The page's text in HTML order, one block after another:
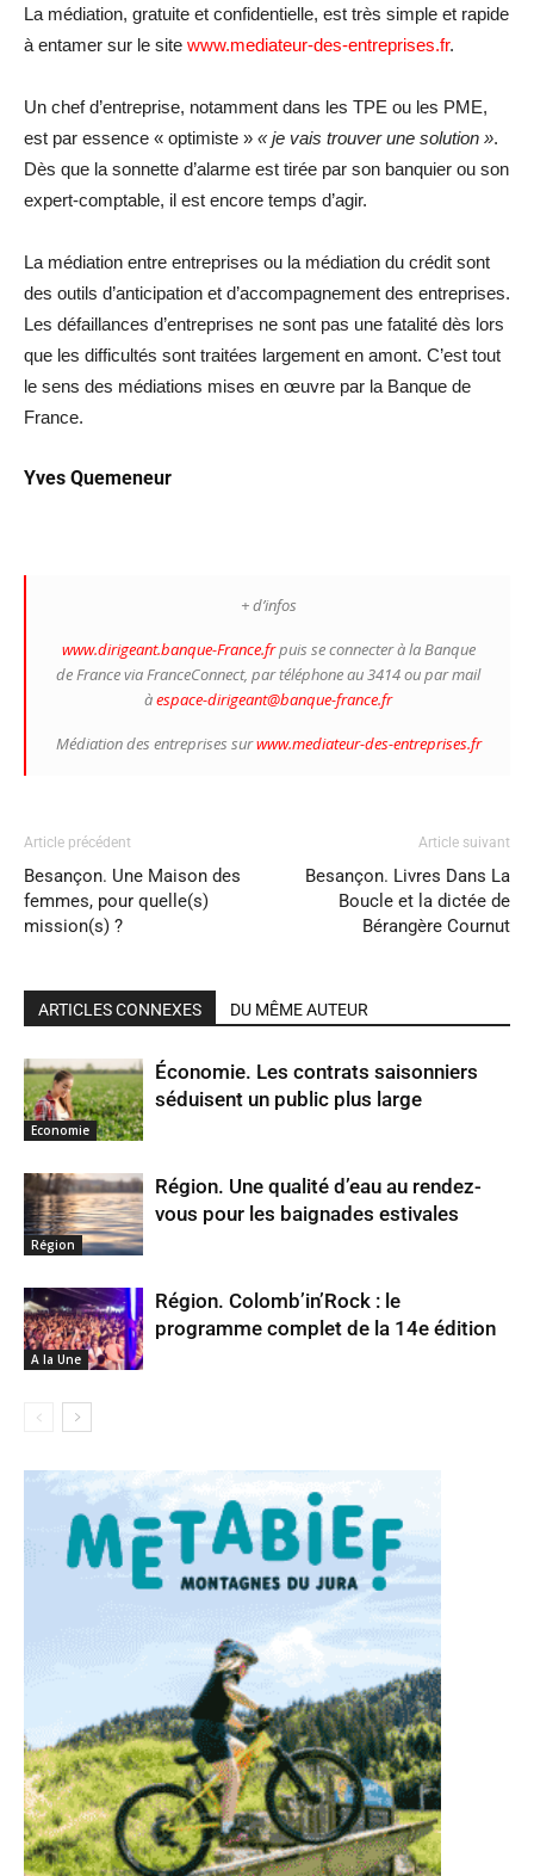
La médiation, gratuite et confidentielle, est très simple et rapide
à entamer sur le site www.mediateur-des-entreprises.fr.
Un chef d’entreprise, notamment dans les TPE ou les PME,
est par essence « optimiste » « je vais trouver une solution ».
Dès que la sonnette d’alarme est tirée par son banquier ou son
expert-comptable, il est encore temps d’agir.
La médiation entre entreprises ou la médiation du crédit sont
des outils d’anticipation et d’accompagnement des entreprises.
Les défaillances d’entreprises ne sont pas une fatalité dès lors
que les difficultés sont traitées largement en amont. C’est tout
le sens des médiations mises en œuvre par la Banque de
France.
Yves Quemeneur
+ d’infos
www.dirigeant.banque-France.frpuis se connecter à la Banque
de France via FranceConnect, par téléphone au 3414 ou par mail
àespace-dirigeant@banque-france.fr
Médiation des entreprises surwww.mediateur-des-entreprises.fr
Article précédent
Besançon. Une Maison des
femmes, pour quelle(s)
mission(s) ?
Article suivant
Besançon. Livres Dans La
Boucle et la dictée de
Bérangère Cournut
ARTICLES CONNEXES DU MÊME AUTEUR
Economie
Économie. Les contrats saisonniers
séduisent un public plus large
Région
Région. Une qualité d’eau au rendez-
vous pour les baignades estivales
A la Une
Région. Colomb’in’Rock : le
programme complet de la 14e édition